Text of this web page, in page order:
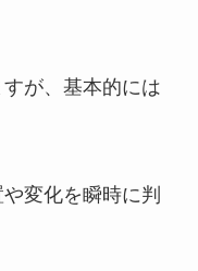
が、基本的には
変化を瞬時に判